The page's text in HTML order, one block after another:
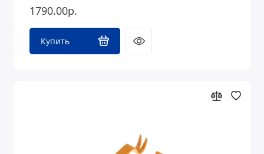
1790.00р.
Купить